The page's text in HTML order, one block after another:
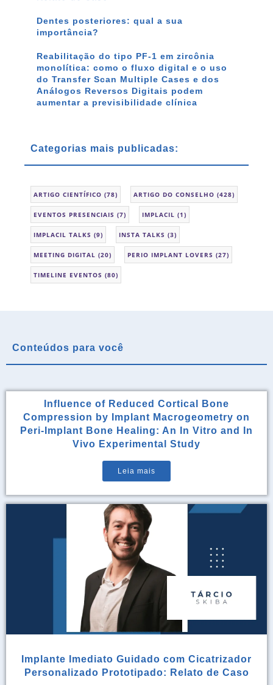
Dentes posteriores: qual a sua
importância?
Reabilitação do tipo PF-1 em zircônia
monolítica: como o fluxo digital e o uso
do Transfer Scan Multiple Cases e dos
Análogos Reversos Digitais podem
aumentar a previsibilidade clínica
Categorias mais publicadas:
ARTIGO CIENTÍFICO (78) ARTIGO DO CONSELHO (428)
EVENTOS PRESENCIAIS (7) IMPLACIL (1)
IMPLACIL TALKS (9) INSTA TALKS (3)
MEETING DIGITAL (20) PERIO IMPLANT LOVERS (27)
TIMELINE EVENTOS (80)
Conteúdos para você
Influence of Reduced Cortical Bone
Compression by Implant Macrogeometry on
Peri-Implant Bone Healing: An In Vitro and In
Vivo Experimental Study
Leia mais
Implante Imediato Guidado com Cicatrizador
Personalizado Prototipado: Relato de Caso